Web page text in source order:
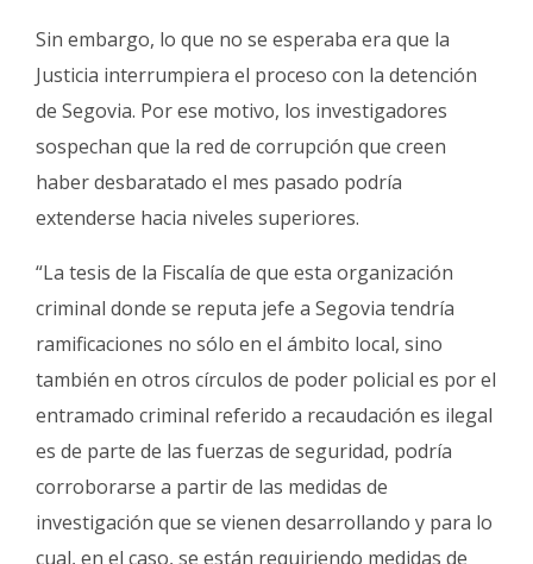
Sin embargo, lo que no se esperaba era que la
Justicia interrumpiera el proceso con la detención
de Segovia. Por ese motivo, los investigadores
sospechan que la red de corrupción que creen
haber desbaratado el mes pasado podría
extenderse hacia niveles superiores.
“La tesis de la Fiscalía de que esta organización
criminal donde se reputa jefe a Segovia tendría
ramificaciones no sólo en el ámbito local, sino
también en otros círculos de poder policial es por el
entramado criminal referido a recaudación es ilegal
es de parte de las fuerzas de seguridad, podría
corroborarse a partir de las medidas de
investigación que se vienen desarrollando y para lo
cual, en el caso, se están requiriendo medidas de